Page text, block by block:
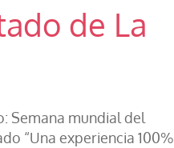
de La
Semana mundial del
“Una experiencia 100%